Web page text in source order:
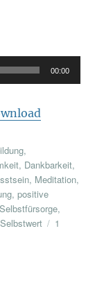
00:00
,
, Dankbarkeit,
, Meditation,
,positive
Selbstfürsorge,
Selbstwert
1